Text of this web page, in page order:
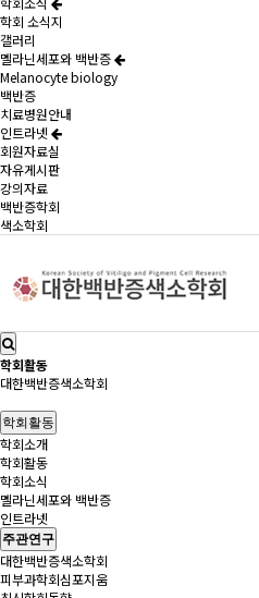
학회 소식지
갤러리
멜라닌세포와 백반증
Melanocyte biology
백반증
치료병원안내
인트라넷
회원자료실
자유게시판
강의자료
백반증학회
색소학회
학회활동
대한백반증색소학회
학회활동
학회소개
학회활동
학회소식
멜라닌세포와 백반증
인트라넷
주관연구
대한백반증색소학회
피부과학회심포지움